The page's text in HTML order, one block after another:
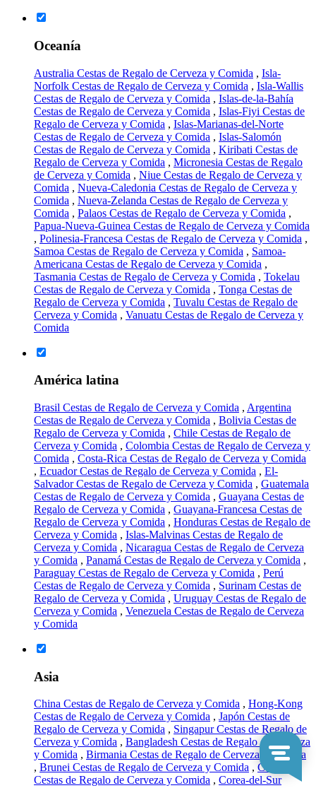
Oceanía
Australia Cestas de Regalo de Cerveza y Comida , Isla-
Norfolk Cestas de Regalo de Cerveza y Comida , Isla-Wallis
Cestas de Regalo de Cerveza y Comida , Islas-de-la-Bahía
Cestas de Regalo de Cerveza y Comida , Islas-Fiyi Cestas de
Regalo de Cerveza y Comida , Islas-Marianas-del-Norte
Cestas de Regalo de Cerveza y Comida , Islas-Salomón
Cestas de Regalo de Cerveza y Comida , Kiribati Cestas de
Regalo de Cerveza y Comida , Micronesia Cestas de Regalo
de Cerveza y Comida , Niue Cestas de Regalo de Cerveza y
Comida , Nueva-Caledonia Cestas de Regalo de Cerveza y
Comida , Nueva-Zelanda Cestas de Regalo de Cerveza y
Comida , Palaos Cestas de Regalo de Cerveza y Comida ,
Papua-Nueva-Guinea Cestas de Regalo de Cerveza y Comida
, Polinesia-Francesa Cestas de Regalo de Cerveza y Comida ,
Samoa Cestas de Regalo de Cerveza y Comida , Samoa-
Americana Cestas de Regalo de Cerveza y Comida ,
Tasmania Cestas de Regalo de Cerveza y Comida , Tokelau
Cestas de Regalo de Cerveza y Comida , Tonga Cestas de
Regalo de Cerveza y Comida , Tuvalu Cestas de Regalo de
Cerveza y Comida , Vanuatu Cestas de Regalo de Cerveza y
Comida
América latina
Brasil Cestas de Regalo de Cerveza y Comida , Argentina
Cestas de Regalo de Cerveza y Comida , Bolivia Cestas de
Regalo de Cerveza y Comida , Chile Cestas de Regalo de
Cerveza y Comida , Colombia Cestas de Regalo de Cerveza y
Comida , Costa-Rica Cestas de Regalo de Cerveza y Comida
, Ecuador Cestas de Regalo de Cerveza y Comida , El-
Salvador Cestas de Regalo de Cerveza y Comida , Guatemala
Cestas de Regalo de Cerveza y Comida , Guayana Cestas de
Regalo de Cerveza y Comida , Guayana-Francesa Cestas de
Regalo de Cerveza y Comida , Honduras Cestas de Regalo de
Cerveza y Comida , Islas-Malvinas Cestas de Regalo de
Cerveza y Comida , Nicaragua Cestas de Regalo de Cerveza
y Comida , Panamá Cestas de Regalo de Cerveza y Comida ,
Paraguay Cestas de Regalo de Cerveza y Comida , Perú
Cestas de Regalo de Cerveza y Comida , Surinam Cestas de
Regalo de Cerveza y Comida , Uruguay Cestas de Regalo de
Cerveza y Comida , Venezuela Cestas de Regalo de Cerveza
y Comida
Asia
China Cestas de Regalo de Cerveza y Comida , Hong-Kong
Cestas de Regalo de Cerveza y Comida , Japón Cestas de
Regalo de Cerveza y Comida , Singapur Cestas de Regalo de
Cerveza y Comida , Bangladesh Cestas de Regalo de Cerveza
y Comida , Birmania Cestas de Regalo de Cerveza y Comida
, Brunei Cestas de Regalo de Cerveza y Comida , Camboya
Cestas de Regalo de Cerveza y Comida , Corea-del-Sur